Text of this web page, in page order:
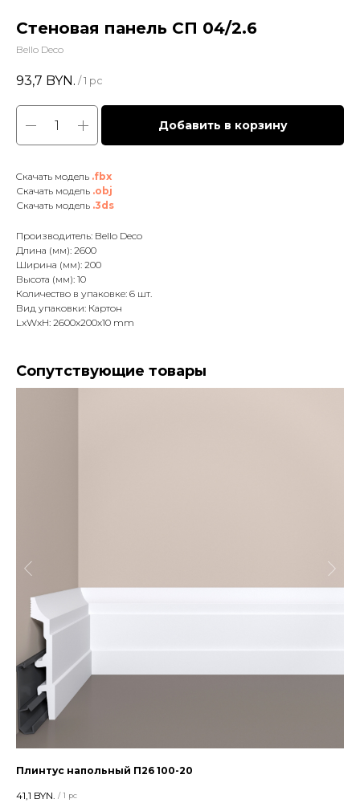
Стеновая панель СП 04/2.6
Bello Deco
93,7 BYN. / 1 pc
Добавить в корзину
Cкачать модель .fbx
Скачать модель .obj
Скачать модель .3ds
Производитель: Bello Deco
Длина (мм): 2600
Ширина (мм): 200
Высота (мм): 10
Количество в упаковке: 6 шт.
Вид упаковки: Картон
LxWxH: 2600x200x10 mm
Сопутствующие товары
Плинтус напольный П26 100-20
41,1 BYN. / 1 pc